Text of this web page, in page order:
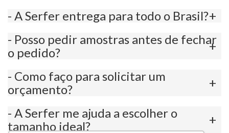
- A Serfer entrega para todo o Brasil?
- Posso pedir amostras antes de fechar
o pedido?
- Como faço para solicitar um
orçamento?
- A Serfer me ajuda a escolher o
tamanho ideal?